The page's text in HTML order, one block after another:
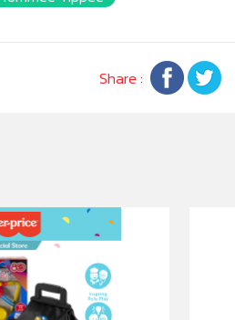
ขึ้นอยู่กับการใช้งาน หากยางโดน
ำความสะอาด หรือการฆ่าเชื้ออายุ
เดือน
ลงลวดลาย สีสันบนผลิตภัณฑ์ หรือ
ามารถแจ้งให้ทราบล่วงหน้า และสี
บไซต์อาจมีความแตกต่างกันจาก
องแต่ละหน้าจอ
Share :